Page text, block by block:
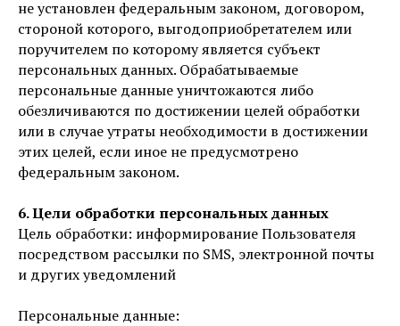
не установлен федеральным законом, договором,
стороной которого, выгодоприобретателем или
поручителем по которому является субъект
персональных данных. Обрабатываемые
персональные данные уничтожаются либо
обезличиваются по достижении целей обработки
или в случае утраты необходимости в достижении
этих целей, если иное не предусмотрено
федеральным законом.
6. Цели обработки персональных данных
Цель обработки: информирование Пользователя
посредством рассылки по SMS, электронной почты
и других уведомлений
Персональные данные: